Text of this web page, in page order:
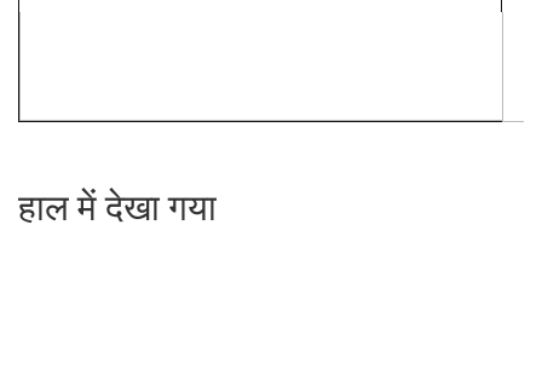
हाल में देखा गया